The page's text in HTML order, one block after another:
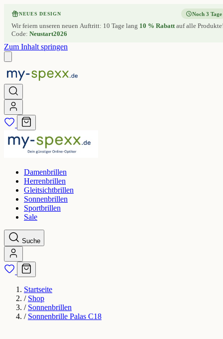
NEUES DESIGN
Wir feiern unseren neuen Auftritt: 10 Tage lang 10 % Rabattauf alle
Code: Neustart2026
Noch 3 Tage
Zum Inhalt springen
Damenbrillen
Herrenbrillen
Gleitsichtbrillen
Sonnenbrillen
Sportbrillen
Sale
Suche
Startseite
/ Shop
/ Sonnenbrillen
/ Sonnenbrille Palas C18